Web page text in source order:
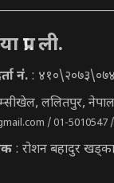
प्रा. ली.
नं. : ४१०\२०७३\०७४
ललितपुर, नेपाल
/ 01-5010547
: रोशन बहादुर खड्का